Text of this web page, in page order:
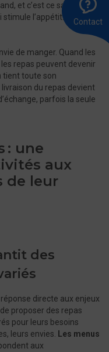
Contact
et c’est ce savant
l’appétit.
de manger. Quand les
repas peuvent devenir
tient toute son
du repas devient
parfois la seule
: une
aux
de leur
des
directe aux enjeux
proposer des repas
pour leurs besoins
leurs envies.
Les menus
aux